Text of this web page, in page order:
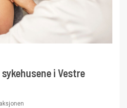
i Vestre